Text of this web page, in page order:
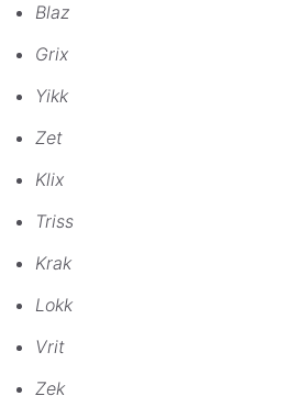
Blaz
Grix
Yikk
Zet
Klix
Triss
Krak
Lokk
Vrit
Zek